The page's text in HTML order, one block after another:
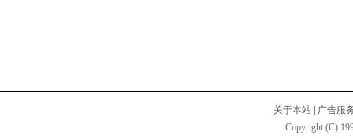
关于本站
广告服
Copyright (C)